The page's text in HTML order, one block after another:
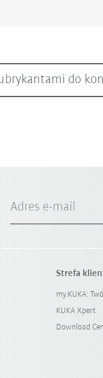
do
Adres e-mail
Strefa
my.KUKA:
KUKA Xpert
Download